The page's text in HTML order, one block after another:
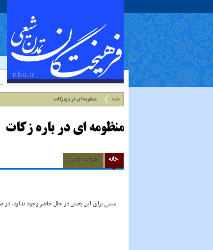
خانه منظومه اى در باره زکات
منظومه اى در باره زکات
خانه نظرات کاربران
متنی برای این بخش در حال حاضر وجود ندارد. در